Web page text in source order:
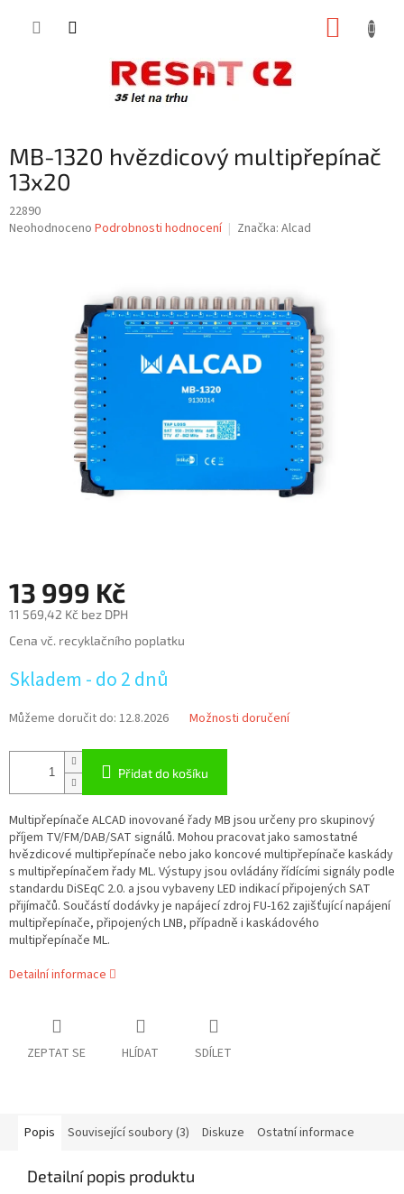
MB-1320 hvězdicový multipřepínač
13x20
22890
Průměrné
Neohodnoceno Podrobnosti hodnocení Značka: Alcad
13 999 Kč
11 569,42 Kč bez DPH
Měrná
Cena vč. recyklačního poplatku
Skladem - do 2 dnů
Můžeme doručit do: 12.8.2026 Možnosti doručení
Přidat do košíku
Multipřepínače ALCAD inovované řady MB jsou určeny pro skupinový
příjem TV/FM/DAB/SAT signálů. Mohou pracovat jako samostatné
hvězdicové multipřepínače nebo jako koncové multipřepínače kaskády
s multipřepínačem řady ML. Výstupy jsou ovládány řídícími signály podle
standardu DiSEqC 2.0. a jsou vybaveny LED indikací připojených SAT
přijímačů. Součástí dodávky je napájecí zdroj FU-162 zajišťující napájení
multipřepínače, připojených LNB, případně i kaskádového
multipřepínače ML.
Detailní informace
ZEPTAT SE HLÍDAT SDÍLET
Popis Související soubory (3) Diskuze Ostatní informace
Detailní popis produktu